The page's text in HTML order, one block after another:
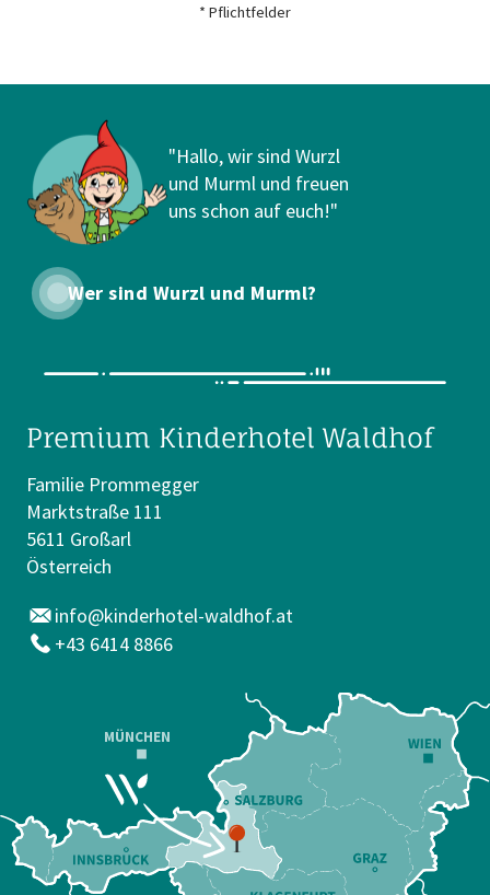
* Pflichtfelder
"Hallo, wir sind Wurzl
und Murml und freuen
uns schon auf euch!"
Wer sind Wurzl und Murml?
Premium Kinderhotel Waldhof
Familie Prommegger
Marktstraße 111
5611 Großarl
Österreich
info@kinderhotel-waldhof.at
+43 6414 8866
MÜNCHEN